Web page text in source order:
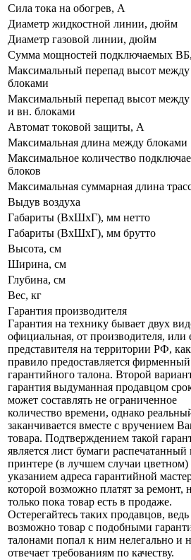
Сила тока на обогрев, А
Диаметр жидкостной линии, дюйм
Диаметр газовой линии, дюйм
Сумма мощностей подключаемых
Максимальный перепад высот между
блоками
Максимальный перепад высот
и вн. блоками
Автомат токовой защиты, A
Максимальная длина между блоками
Максимальное количество
блоков
Максимальная суммарная длина
Выдув воздуха
Габариты (ВxШxГ), мм нетто
Габариты (ВxШxГ), мм брутто
Высота, см
Ширина, см
Глубина, см
Вес, кг
Гарантия производителя
Гарантия на технику бывает двух
официальная, от производителя, или
представителя на территории РФ, как
правило предоставляется
гарантийного талона. Второй
гарантия выдуманная продавцом
может составлять не ограниченное
количество времени, однако
заканчивается вместе с вручением
товара. Подтверждением такой
является лист бумаги распечатанный
принтере (в лучшем случаи цветном)
указанием адреса гарантийной
которой возможно платят за ремонт,
только пока товар есть в продаже.
Остерегайтесь таких продавцов, ведь
возможно товар с подобными
талонами попал к ним нелегально и
отвечает требованиям по качеству.